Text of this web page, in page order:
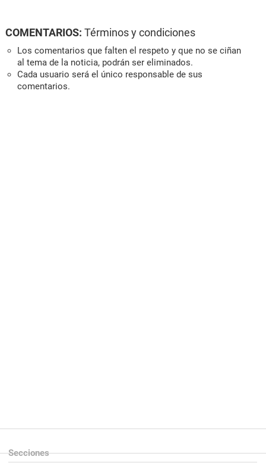
COMENTARIOS: Términos y condiciones
Los comentarios que falten el respeto y que no se ciñan
al tema de la noticia, podrán ser eliminados.
Cada usuario será el único responsable de sus
comentarios.
Secciones